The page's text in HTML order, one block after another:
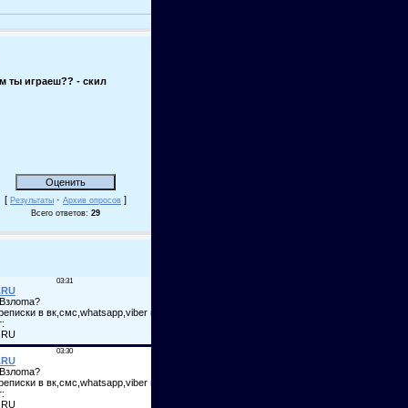
ты играеш?? - скил
[ Результаты · Архив опросов ]
Всего ответов: 29